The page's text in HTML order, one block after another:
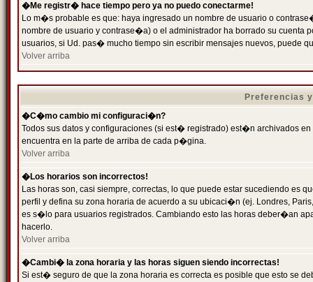
�Me registr� hace tiempo pero ya no puedo conectarme!
Lo m�s probable es que: haya ingresado un nombre de usuario o
nombre de usuario y contrase�a) o el administrador ha borrado su
usuarios, si Ud. pas� mucho tiempo sin escribir mensajes nuevos, puede
Volver arriba
Preferencias
�C�mo cambio mi configuraci�n?
Todos sus datos y configuraciones (si est� registrado) est�n archivados
encuentra en la parte de arriba de cada p�gina.
Volver arriba
�Los horarios son incorrectos!
Las horas son, casi siempre, correctas, lo que puede estar sucediendo es
perfil y defina su zona horaria de acuerdo a su ubicaci�n (ej. Londres,
es s�lo para usuarios registrados. Cambiando esto las horas deber�an
hacerlo.
Volver arriba
�Cambi� la zona horaria y las horas siguen siendo incorrectas!
Si est� seguro de que la zona horaria es correcta es posible que esto se